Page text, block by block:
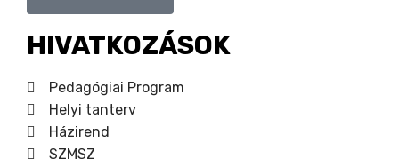
HIVATKOZÁSOK
Pedagógiai Program
Helyi tanterv
Házirend
SZMSZ